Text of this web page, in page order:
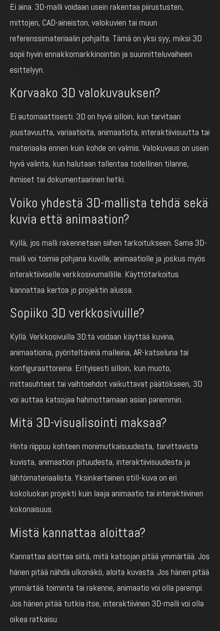
Ei aina. 3D-malli voidaan usein rakentaa piirustusten,
mittojen, CAD-aineiston, valokuvien tai muun
referenssimateriaalin pohjalta. Tämä on yksi syy, miksi 3D
sopii hyvin ennakkomarkkinointiin ja suunnitteluvaiheen
esittelyyn.
Korvaako 3D valokuvauksen?
Ei automaattisesti. 3D on hyvä silloin, kun tarvitaan
joustavuutta, variaatioita, animaatiota, interaktiivisuutta tai
materiaalia ennen kuin kohde on valmis. Valokuvaus on usein
hyvä valinta, kun halutaan tallentaa todellinen tilanne,
ihmiset tai dokumentaarinen hetki.
Voiko yhdestä 3D-mallista tehdä sekä
kuvia että animaation?
Kyllä, jos malli rakennetaan siihen tarkoitukseen. Sama 3D-
malli voi toimia pohjana kuville, animaatiolle ja joskus myös
interaktiiviselle verkkosivumallille. Käyttötarkoitus
kannattaa kertoa jo projektin alussa.
Sopiiko 3D verkkosivuille?
Kyllä. Verkkosivuilla 3D:tä voidaan käyttää kuvina,
animaatioina, pyöriteltävinä malleina, AR-katseluna tai
konfiguraattoreina. Erityisesti silloin, kun muoto,
mittasuhteet tai vaihtoehdot vaikuttavat päätökseen, 3D
voi auttaa katsojaa hahmottamaan asian paremmin.
Mitä 3D-visualisointi maksaa?
Hinta riippuu kohteen monimutkaisuudesta, tarvittavista
kuvista, animaation pituudesta, interaktiivisuudesta ja
lähtömateriaalista. Yksinkertainen still-kuva on eri
kokoluokan projekti kuin laaja animaatio tai interaktiivinen
kokonaisuus.
Mistä kannattaa aloittaa?
Kannattaa aloittaa siitä, mitä katsojan pitää ymmärtää. Jos
hänen pitää nähdä ulkonäkö, aloita kuvasta. Jos hänen pitää
ymmärtää toiminta tai rakenne, animaatio voi olla parempi.
Jos hänen pitää tutkia itse, interaktiivinen 3D-malli voi olla
oikea ratkaisu.